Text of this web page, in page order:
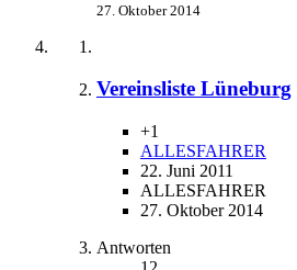
27. Oktober 2014
Vereinsliste Lüneburg
+1
ALLESFAHRER
22. Juni 2011
ALLESFAHRER
27. Oktober 2014
Antworten